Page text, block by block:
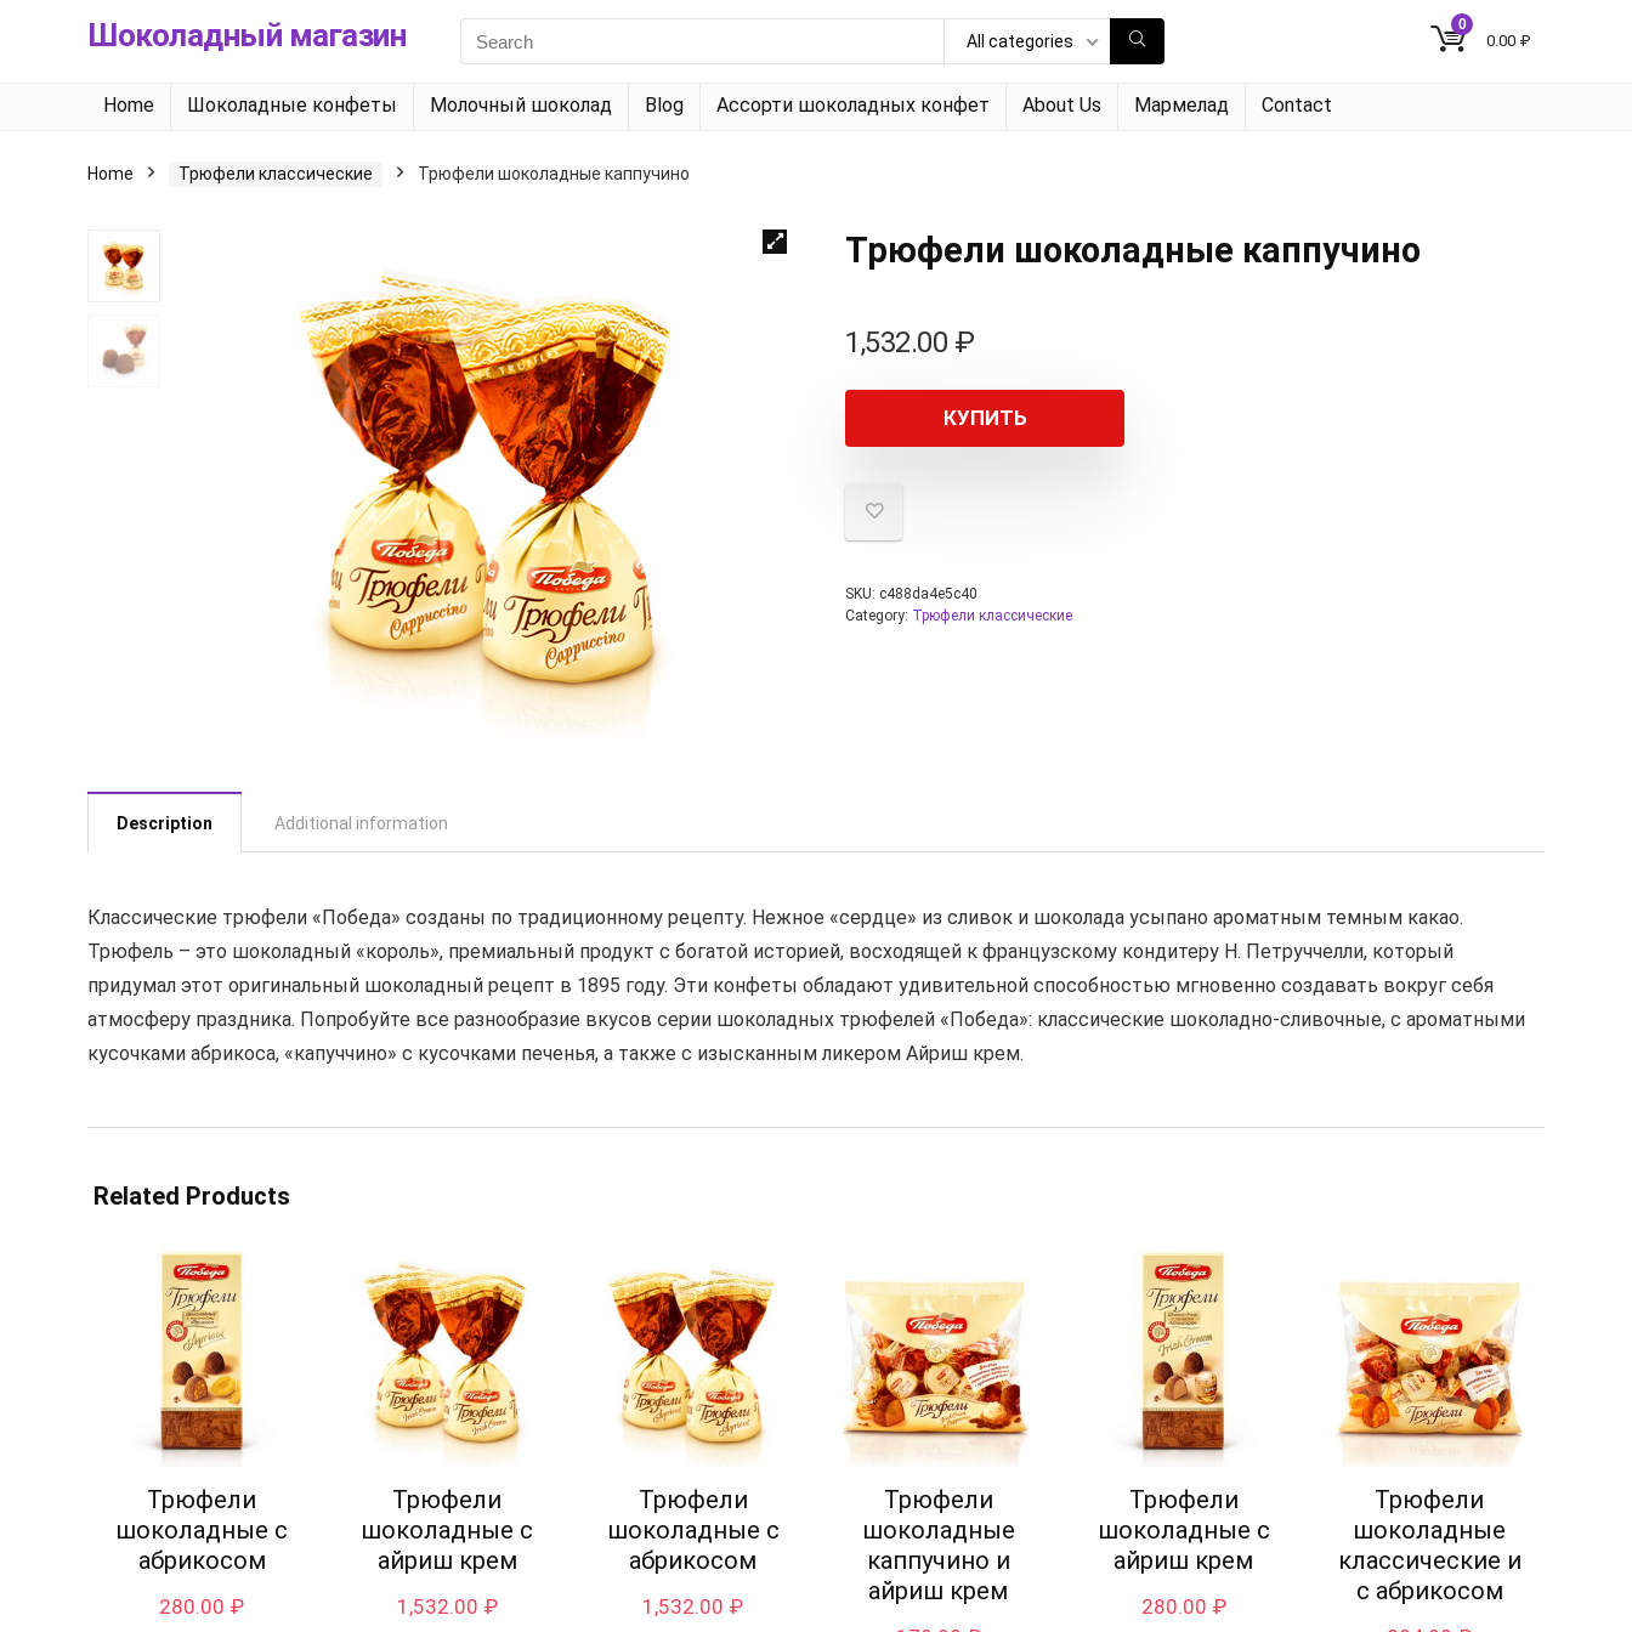
Шоколадный магазин
Search
for:
All categories
0
0.00 ₽
Home Шоколадные конфеты Молочный шоколад Blog Ассорти шоколадных конфет About Us Мармелад Contact
Home Трюфели классические Трюфели шоколадные каппучино
Трюфели шоколадные каппучино
1,532.00 ₽
КУПИТЬ
SKU: c488da4e5c40
Category: Трюфели классические
Description Additional information
Классические трюфели «Победа» созданы по традиционному рецепту. Нежное «сердце» из сливок и шоколада усыпано ароматным темным какао.
Трюфель – это шоколадный «король», премиальный продукт с богатой историей, восходящей к французскому кондитеру Н. Петруччелли, который
придумал этот оригинальный шоколадный рецепт в 1895 году. Эти конфеты обладают удивительной способностью мгновенно создавать вокруг себя
атмосферу праздника. Попробуйте все разнообразие вкусов серии шоколадных трюфелей «Победа»: классические шоколадно-сливочные, с ароматными
кусочками абрикоса, «капуччино» с кусочками печенья, а также с изысканным ликером Айриш крем.
Related Products
Трюфели
шоколадные с
абрикосом
280.00 ₽
Трюфели
шоколадные с
айриш крем
1,532.00 ₽
Трюфели
шоколадные с
абрикосом
1,532.00 ₽
Трюфели
шоколадные
каппучино и
айриш крем
Трюфели
шоколадные с
айриш крем
280.00 ₽
Трюфели
шоколадные
классические и
с абрикосом